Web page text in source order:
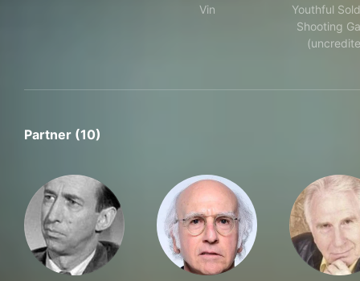
Vin
Youthful
Shooting
Partner (10)